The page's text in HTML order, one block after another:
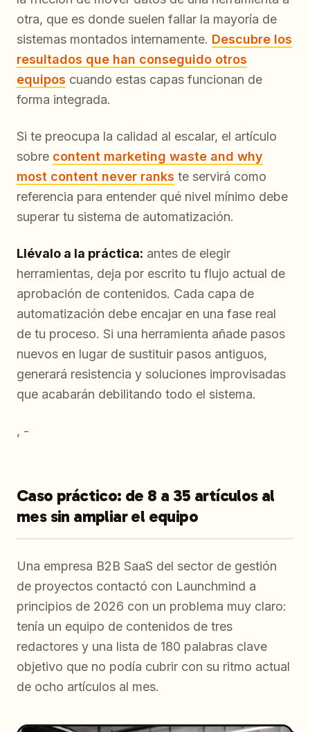
otra, que es donde suelen fallar la mayoría de
sistemas montados internamente. Descubre los
resultados que han conseguido otros
equipos cuando estas capas funcionan de
forma integrada.
Si te preocupa la calidad al escalar, el artículo
sobre content marketing waste and why
most content never ranks te servirá como
referencia para entender qué nivel mínimo debe
superar tu sistema de automatización.
Llévalo a la práctica: antes de elegir
herramientas, deja por escrito tu flujo actual de
aprobación de contenidos. Cada capa de
automatización debe encajar en una fase real
de tu proceso. Si una herramienta añade pasos
nuevos en lugar de sustituir pasos antiguos,
generará resistencia y soluciones improvisadas
que acabarán debilitando todo el sistema.
, -
Caso práctico: de 8 a 35 artículos al
mes sin ampliar el equipo
Una empresa B2B SaaS del sector de gestión
de proyectos contactó con Launchmind a
principios de 2026 con un problema muy claro:
tenía un equipo de contenidos de tres
redactores y una lista de 180 palabras clave
objetivo que no podía cubrir con su ritmo actual
de ocho artículos al mes.